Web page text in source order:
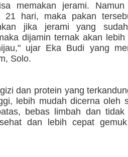
memakan jerami. Namun
21 hari, maka pakan
jika jerami yang
dijamin ternak akan lebih
ujar Eka Budi yang
Solo.
dan protein yang
lebih mudah dicerna oleh
bebas limbah dan tidak
dan lebih cepat